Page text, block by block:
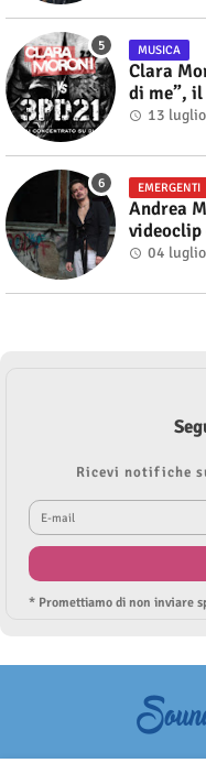
MUSICA
Clara
di me”,
13 luglio
EMERGENTI
Andrea
videoclip
04 luglio
Ricevi notifiche
* Promettiamo di non inviare